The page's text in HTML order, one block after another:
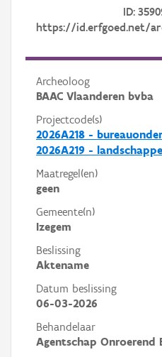
ID:
https://id.erfgoed.net/
Archeoloog
BAAC Vlaanderen bvba
Projectcode(s)
2026A218 -
2026A219 -
Maatregel(en)
geen
Gemeente(n)
Izegem
Beslissing
Aktename
Datum beslissing
06-03-2026
Behandelaar
Agentschap Onroerend